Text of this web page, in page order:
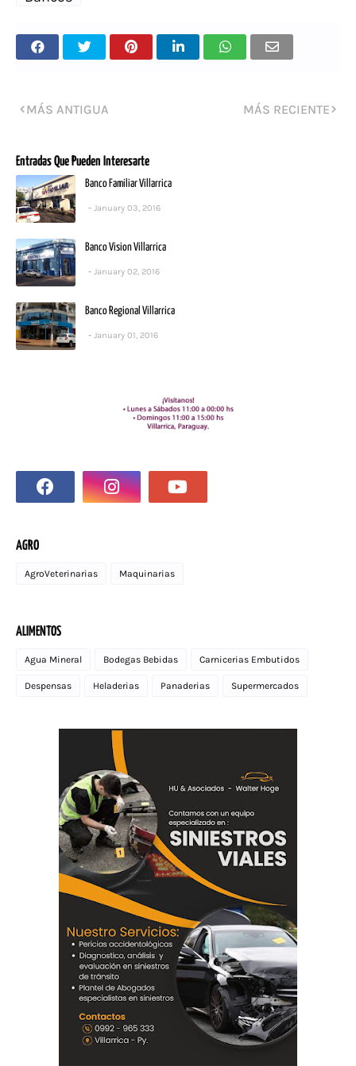
MÁS RECIENTE
MÁS ANTIGUA
Entradas Que Pueden Interesarte
Banco Familiar Villarrica
January 03, 2016
Banco Vision Villarrica
January 02, 2016
Banco Regional Villarrica
January 01, 2016
AGRO
AgroVeterinarias Maquinarias
ALIMENTOS
Agua Mineral Bodegas Bebidas Carnicerias Embutidos
Despensas Heladerias Panaderias Supermercados